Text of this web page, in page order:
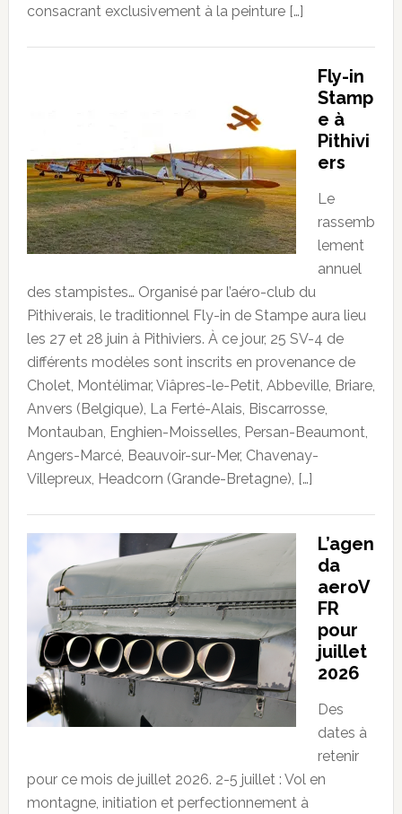
consacrant exclusivement à la peinture […]
Fly-in
Stamp
e à
Pithivi
ers
Le
rassemb
lement
annuel
des stampistes… Organisé par l’aéro-club du
Pithiverais, le traditionnel Fly-in de Stampe aura lieu
les 27 et 28 juin à Pithiviers. À ce jour, 25 SV-4 de
différents modèles sont inscrits en provenance de
Cholet, Montélimar, Viâpres-le-Petit, Abbeville, Briare,
Anvers (Belgique), La Ferté-Alais, Biscarrosse,
Montauban, Enghien-Moisselles, Persan-Beaumont,
Angers-Marcé, Beauvoir-sur-Mer, Chavenay-
Villepreux, Headcorn (Grande-Bretagne), […]
L’agen
da
aeroV
FR
pour
juillet
2026
Des
dates à
retenir
pour ce mois de juillet 2026. 2-5 juillet : Vol en
montagne, initiation et perfectionnement à